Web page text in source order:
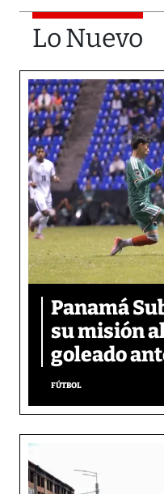
Lo Nuevo
Panamá
su misión
goleado
FÚTBOL